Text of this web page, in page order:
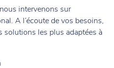
intervenons sur
A l’écoute de vos besoins,
solutions les plus adaptées à